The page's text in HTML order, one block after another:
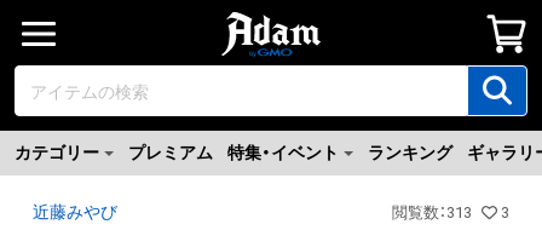
カテゴリー プレミアム 特集・イベント ランキング ギャラリ
近藤みやび 閲覧数 ： 313 3